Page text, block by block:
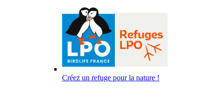
Créez un refuge pour la nature !